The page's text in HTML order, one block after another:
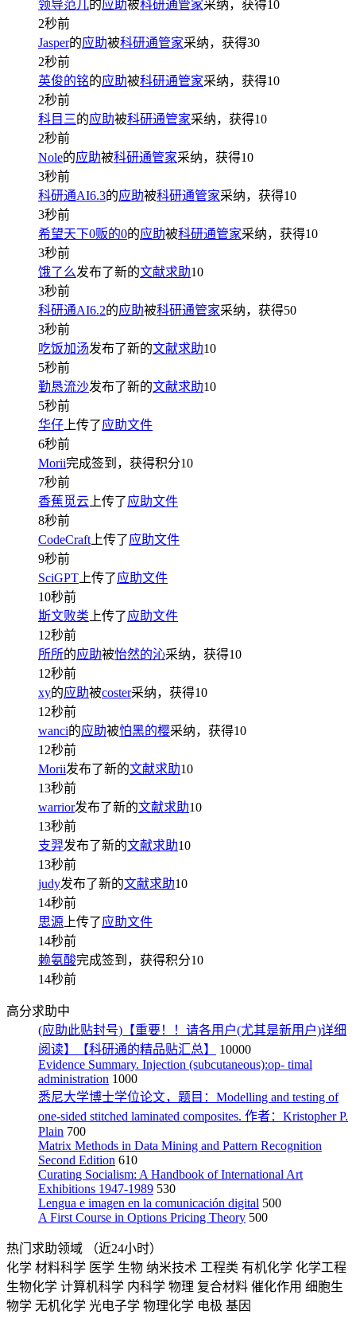
领导范儿的应助被科研通管家采纳，获得10
2秒前
Jasper的应助被科研通管家采纳，获得30
2秒前
英俊的铭的应助被科研通管家采纳，获得10
2秒前
科目三的应助被科研通管家采纳，获得10
2秒前
Nole的应助被科研通管家采纳，获得10
3秒前
科研通AI6.3的应助被科研通管家采纳，获得10
3秒前
希望天下0贩的0的应助被科研通管家采纳，获得10
3秒前
饿了么发布了新的文献求助10
3秒前
科研通AI6.2的应助被科研通管家采纳，获得50
3秒前
吃饭加汤发布了新的文献求助10
5秒前
勤恳流沙发布了新的文献求助10
5秒前
华仔上传了 应助文件
6秒前
Morii完成签到，获得积分10
7秒前
香蕉觅云上传了 应助文件
8秒前
CodeCraft上传了 应助文件
9秒前
SciGPT上传了 应助文件
10秒前
斯文败类上传了 应助文件
12秒前
所所的应助被怡然的沁采纳，获得10
12秒前
xy的应助被coster采纳，获得10
12秒前
wanci的应助被怕黑的樱采纳，获得10
12秒前
Morii发布了新的文献求助10
13秒前
warrior发布了新的文献求助10
13秒前
支羿发布了新的文献求助10
13秒前
judy发布了新的文献求助10
14秒前
思源上传了 应助文件
14秒前
赖氨酸完成签到，获得积分10
14秒前
高分求助中
(应助此贴封号)【重要！！请各用户(尤其是新用户)详细
阅读】【科研通的精品贴汇总】
10000
Evidence Summary. Injection (subcutaneous):op- timal
administration 1000
悉尼大学博士学位论文，题目：Modelling and testing of
one-sided stitched laminated composites. 作者：Kristopher P.
Plain 700
Matrix Methods in Data Mining and Pattern Recognition
Second Edition 610
Curating Socialism: A Handbook of International Art
Exhibitions 1947-1989 530
Lengua e imagen en la comunicación digital 500
A First Course in Options Pricing Theory 500
热门求助领域
（近24小时）
化学 材料科学 医学 生物 纳米技术 工程类 有机化学 化学工程
生物化学 计算机科学 内科学 物理 复合材料 催化作用 细胞生
物学 无机化学 光电子学 物理化学 电极 基因